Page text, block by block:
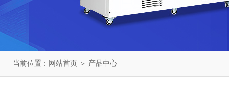
当前位置： 网站首页 ＞ 产品中心